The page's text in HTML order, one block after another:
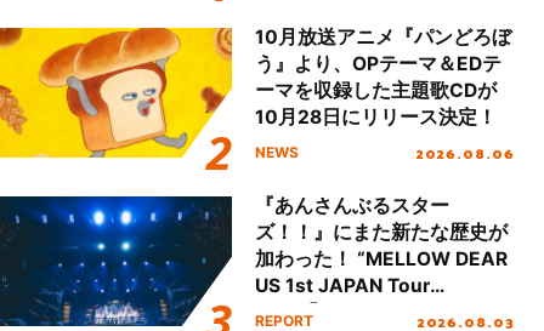
10月放送アニメ『パンどろぼ
う』より、OPテーマ＆EDテ
ーマを収録した主題歌CDが
10月28日にリリース決定！
NEWS 2026.08.06
『あんさんぶるスター
ズ！！』にまた新たな歴史が
加わった！ “MELLOW DEAR
US 1st JAPAN Tour
Final「NICE to meet YOU
REPORT 2026.08.03